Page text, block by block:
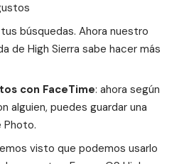
búsquedas. Ahora nuestro
de High Sierra sabe hacer más
con FaceTime: ahora según
alguien, puedes guardar una
Photo.
visto que podemos usarlo